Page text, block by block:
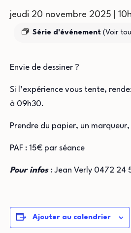
jeudi 20 novembre 2025 |
Série d'événement (Voir
Envie de dessiner ?
Si l’expérience vous tente,
à 09h30.
Prendre du papier, un
PAF : 15€ par séance
Pour infos : Jean Verly 0472 24
Ajouter au calendrier